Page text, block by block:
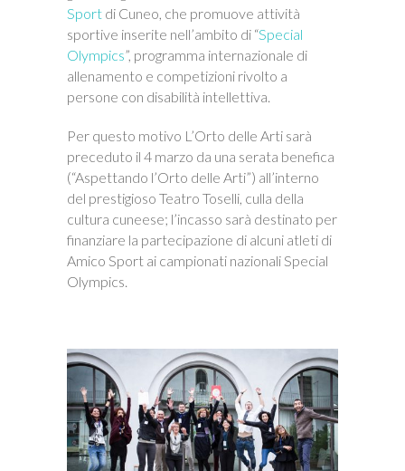
Sport di Cuneo, che promuove attività
sportive inserite nell’ambito di “Special
Olympics”, programma internazionale di
allenamento e competizioni rivolto a
persone con disabilità intellettiva.
Per questo motivo L’Orto delle Arti sarà
preceduto il 4 marzo da una serata benefica
(“Aspettando l’Orto delle Arti”) all’interno
del prestigioso Teatro Toselli, culla della
cultura cuneese; l’incasso sarà destinato per
finanziare la partecipazione di alcuni atleti di
Amico Sport ai campionati nazionali Special
Olympics.